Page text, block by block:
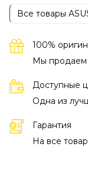
Все товары
100%
Мы продаем
Доступные
Одна из
Гарантия
На все